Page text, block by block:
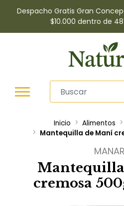
Despacho Gratis Gran
$10.000 dentro de
Inicio Alimentos
Mantequilla de Maní
cremosa